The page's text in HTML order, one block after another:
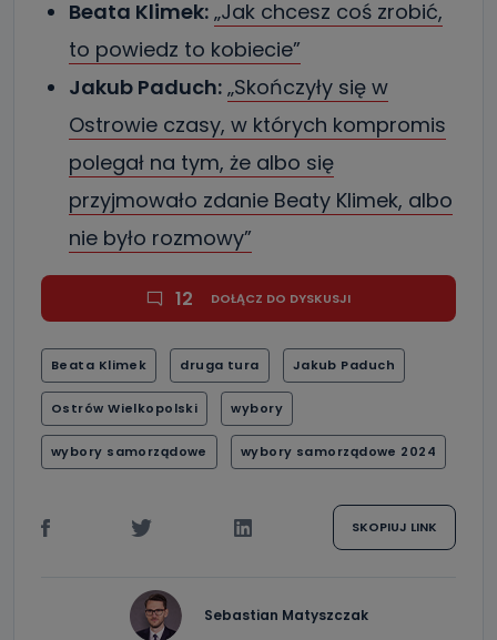
Beata Klimek: „Jak chcesz coś zrobić,
to powiedz to kobiecie”
Jakub Paduch: „Skończyły się w
Ostrowie czasy, w których kompromis
polegał na tym, że albo się
przyjmowało zdanie Beaty Klimek, albo
nie było rozmowy”
12 DOŁĄCZ DO DYSKUSJI
Beata Klimek druga tura Jakub Paduch
Ostrów Wielkopolski wybory
wybory samorządowe wybory samorządowe 2024
SKOPIUJ LINK
Sebastian Matyszczak